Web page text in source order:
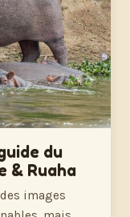
du
& Ruaha
images